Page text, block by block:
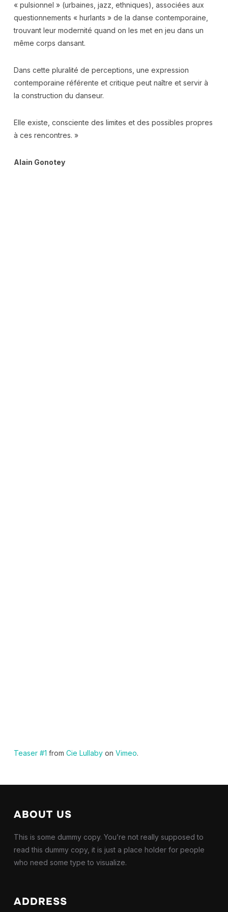
« pulsionnel » (urbaines, jazz, ethniques), associées aux
questionnements « hurlants » de la danse contemporaine,
trouvant leur modernité quand on les met en jeu dans un
même corps dansant.
Dans cette pluralité de perceptions, une expression
contemporaine référente et critique peut naître et servir à
la construction du danseur.
Elle existe, consciente des limites et des possibles propres
à ces rencontres. »
Alain Gonotey
Teaser #1 from Cie Lullabyon Vimeo.
ABOUT US
This is some dummy copy. You’re not really supposed to
read this dummy copy, it is just a place holder for people
who need some type to visualize.
ADDRESS